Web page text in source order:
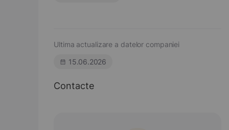
Ultima actualizare a datelor companiei
15.06.2026
Contacte